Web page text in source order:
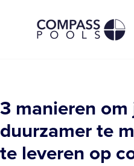
Diensten
Over Compass
Showtuin
Contact
3 manieren
duurzamer te
te leveren op